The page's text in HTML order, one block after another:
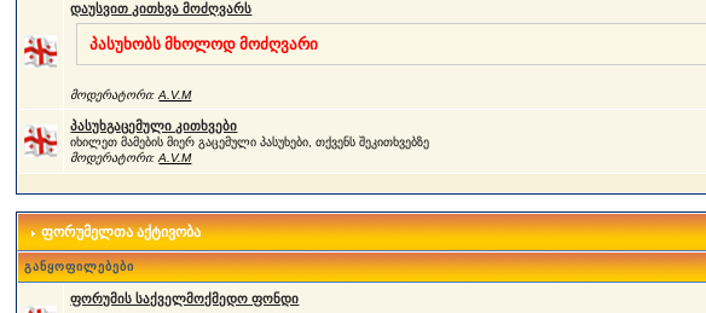
დაუსვით კითხვა მოძღვარს
პასუხობს მხოლოდ მოძღვარი
მოდერატორი:A.V.M
პასუხგაცემული კითხვები
იხილეთ მამების მიერ გაცემული პასუხები, თქვენს შეკითხვებზე
მოდერატორი:A.V.M
ფორუმელთა აქტივობა
განყოფილებები
ფორუმის საქველმოქმედო ფონდი